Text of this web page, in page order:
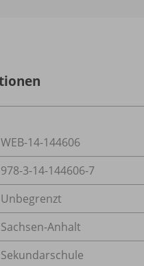
WEB-14-144606
978-3-14-144606-7
Unbegrenzt
Sachsen-Anhalt
Sekundarschule